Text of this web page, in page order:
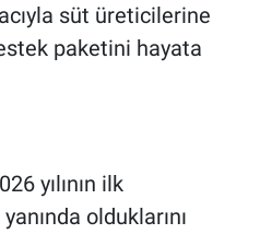
süt üreticilerine
paketini hayata
yılının ilk
olduklarını